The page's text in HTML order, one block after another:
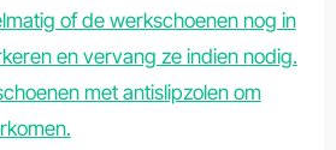
of de werkschoenen nog in
en vervang ze indien nodig.
met antislipzolen om